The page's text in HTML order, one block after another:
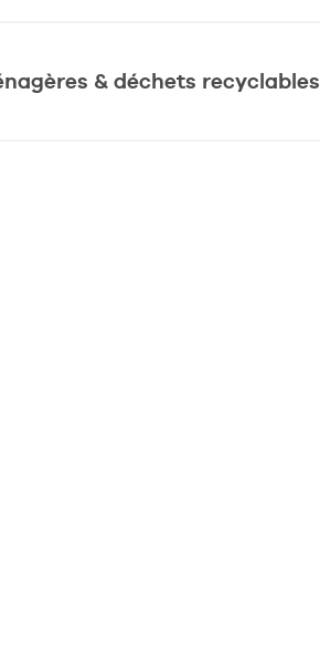
& déchets recyclables